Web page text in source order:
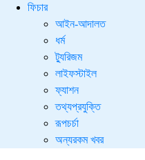
ফিচার
আইন-আদালত
ধর্ম
ট্যুরিজম
লাইফস্টাইল
ফ্যাশন
তথ্যপ্রযুক্তি
রূপচর্চা
অন্যরকম খবর